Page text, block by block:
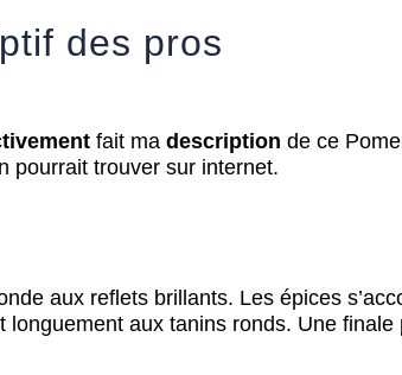
des pros
fait ma description de ce
pourrait trouver sur internet.
aux reflets brillants. Les épices
longuement aux tanins ronds. Une